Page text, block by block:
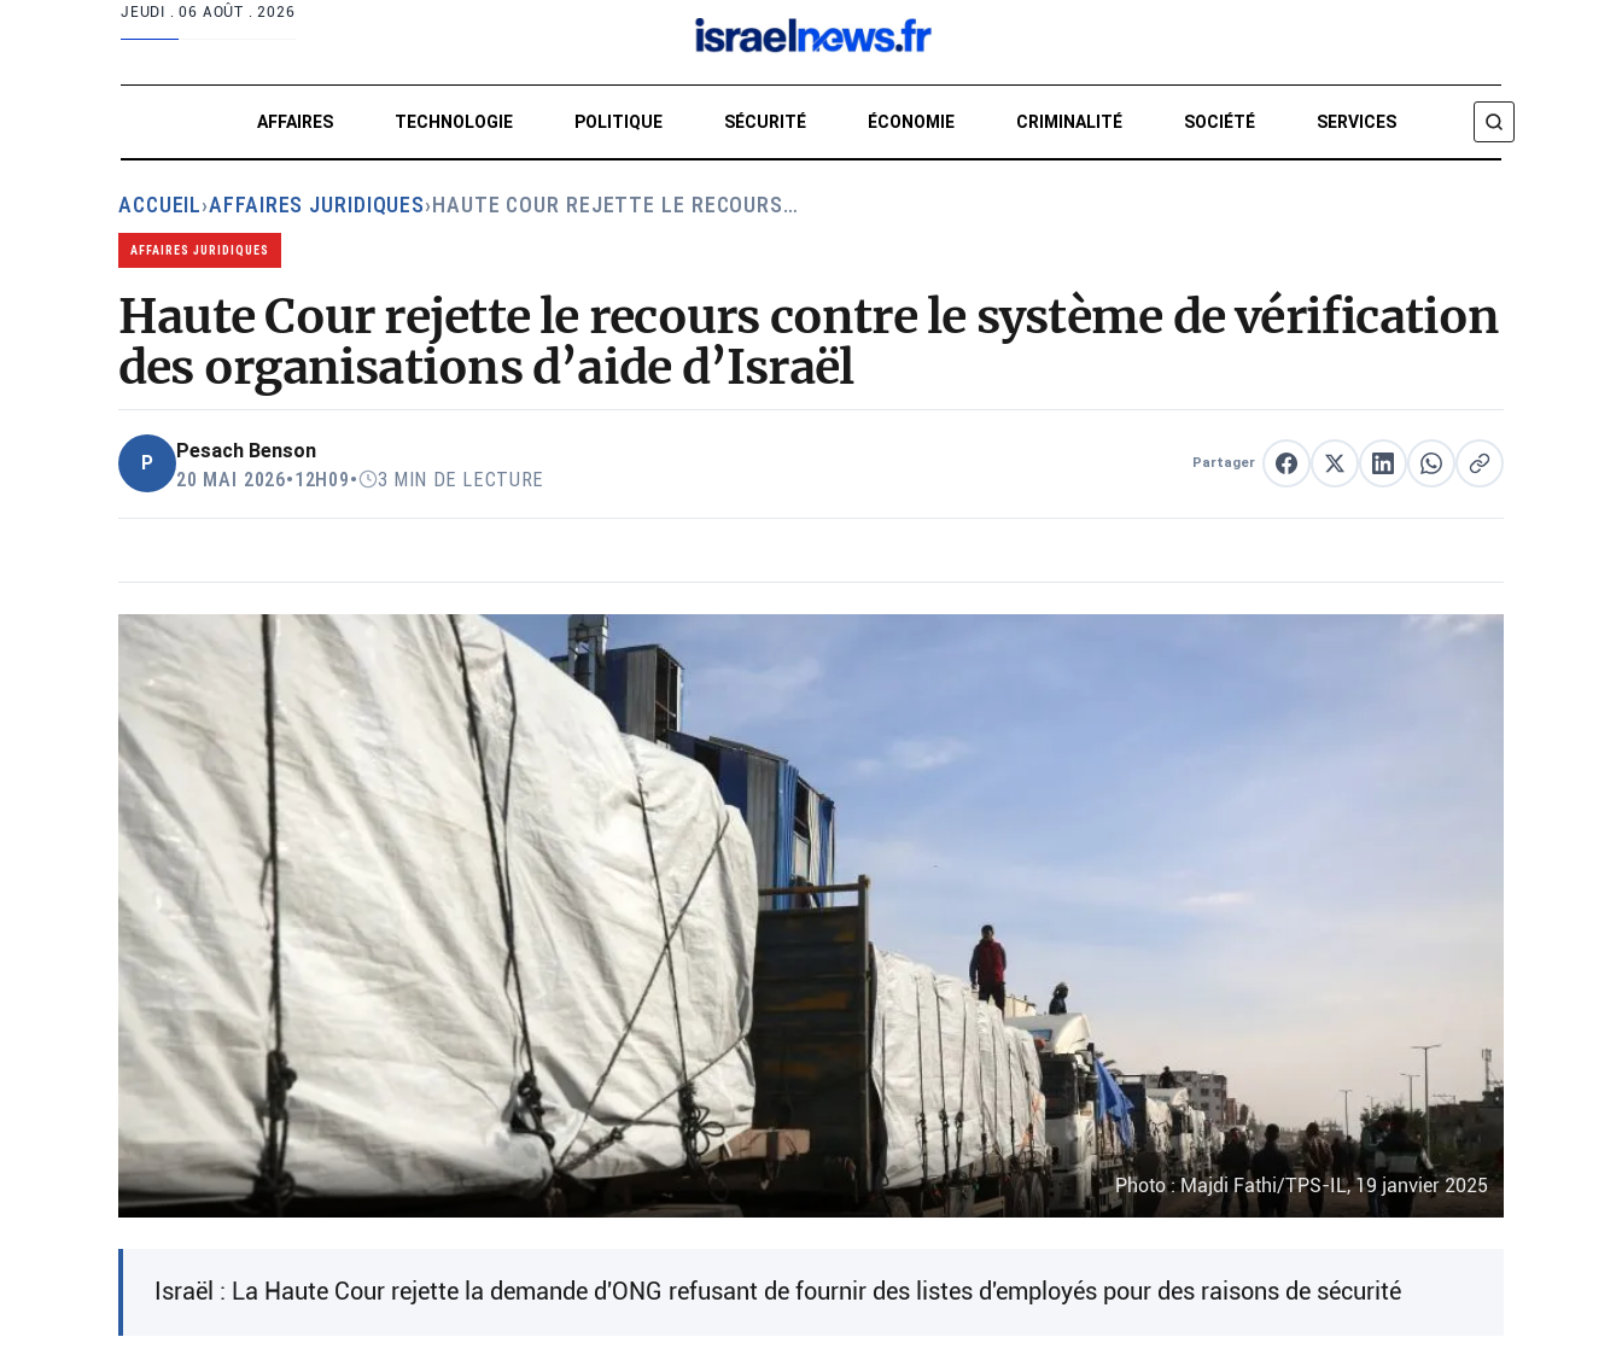
JEUDI .06 AOÛT . 2026
AFFAIRES TECHNOLOGIE POLITIQUE SÉCURITÉ ÉCONOMIE CRIMINALITÉ SOCIÉTÉ SERVICES
ACCUEIL›AFFAIRES JURIDIQUES›HAUTE COUR REJETTE LE RECOURS…
AFFAIRES JURIDIQUES
Haute Cour rejette le recours contre le système de vérification
des organisations d’aide d’Israël
P
Pesach Benson
20 MAI 2026•12H09• 3 MIN DE LECTURE
Partager Partager sur Facebook
Partager sur XPartager sur LinkedIn
Partager sur WhatsApp
Copier le lien
Photo : Majdi Fathi/TPS-IL, 19 janvier 2025
Israël : La Haute Cour rejette la demande d'ONG refusant de fournir des listes d'employés pour des raisons de sécurité